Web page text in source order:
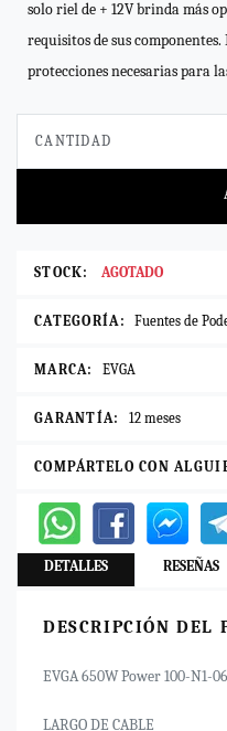
solo riel de + 12V brinda más
requisitos de sus componentes.
protecciones necesarias para
CANTIDAD
STOCK: AGOTADO
CATEGORÍA: Fuentes de
MARCA: EVGA
GARANTÍA: 12 meses
COMPÁRTELO CON
DETALLES RESEÑAS
DESCRIPCIÓN DEL
EVGA 650W Power 100-N1-
LARGO DE CABLE